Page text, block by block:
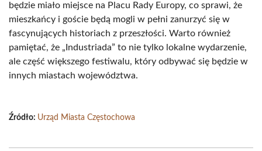
będzie miało miejsce na Placu Rady Europy, co sprawi, że
mieszkańcy i goście będą mogli w pełni zanurzyć się w
fascynujących historiach z przeszłości. Warto również
pamiętać, że „Industriada” to nie tylko lokalne wydarzenie,
ale część większego festiwalu, który odbywać się będzie w
innych miastach województwa.
Źródło: Urząd Miasta Częstochowa